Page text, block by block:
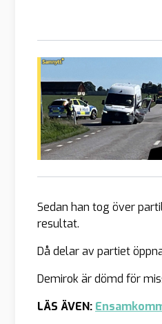
Sedan han tog över
resultat.
Då delar av partiet
Demirok är dömd för
LÄS ÄVEN: